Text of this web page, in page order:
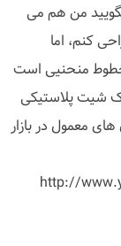
من هم می
کنم، اما
منحنیی است
شیت پلاستیکی
معمول در بازار
http://